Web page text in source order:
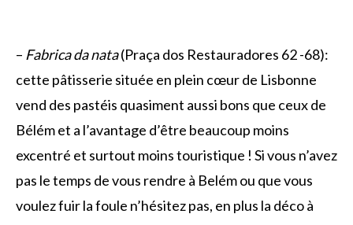
– Fabrica da nata(Praça dos Restauradores 62 -68):
cette pâtisserie située en plein cœur de Lisbonne
vend des pastéis quasiment aussi bons que ceux de
Bélém et a l’avantage d’être beaucoup moins
excentré et surtout moins touristique ! Si vous n’avez
pas le temps de vous rendre à Belém ou que vous
voulez fuir la foule n’hésitez pas, en plus la déco à